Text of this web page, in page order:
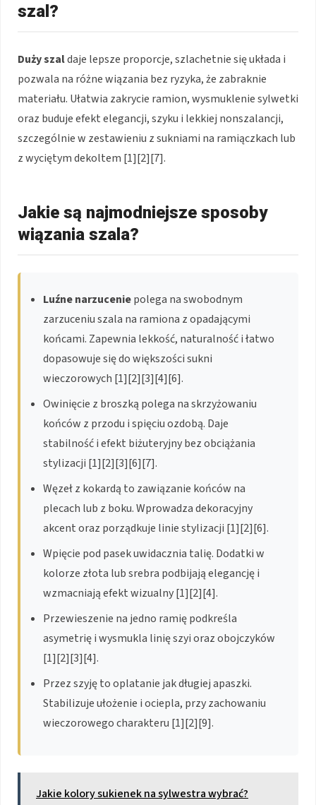
szal?
Duży szaldaje lepsze proporcje, szlachetnie się układa i
pozwala na różne wiązania bez ryzyka, że zabraknie
materiału. Ułatwia zakrycie ramion, wysmuklenie sylwetki
oraz buduje efekt elegancji, szyku i lekkiej nonszalancji,
szczególnie w zestawieniu z sukniami na ramiączkach lub
z wyciętym dekoltem [1][2][7].
Jakie są najmodniejsze sposoby
wiązania szala?
Luźne narzuceniepolega na swobodnym
zarzuceniu szala na ramiona z opadającymi
końcami. Zapewnia lekkość, naturalność i łatwo
dopasowuje się do większości sukni
wieczorowych [1][2][3][4][6].
Owinięcie z broszką polega na skrzyżowaniu
końców z przodu i spięciu ozdobą. Daje
stabilność i efekt biżuteryjny bez obciążania
stylizacji [1][2][3][6][7].
Węzeł z kokardą to zawiązanie końców na
plecach lub z boku. Wprowadza dekoracyjny
akcent oraz porządkuje linie stylizacji [1][2][6].
Wpięcie pod pasek uwidacznia talię. Dodatki w
kolorze złota lub srebra podbijają elegancję i
wzmacniają efekt wizualny [1][2][4].
Przewieszenie na jedno ramię podkreśla
asymetrię i wysmukla linię szyi oraz obojczyków
[1][2][3][4].
Przez szyję to oplatanie jak długiej apaszki.
Stabilizuje ułożenie i ociepla, przy zachowaniu
wieczorowego charakteru [1][2][9].
Jakie kolory sukienek na sylwestra wybrać?